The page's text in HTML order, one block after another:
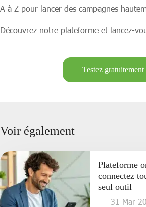
A à Z pour lancer des campagnes
Découvrez notre plateforme et lancez-
Testez gratuitement
Voir également
Plateforme
connectez
seul outil
31 Mar